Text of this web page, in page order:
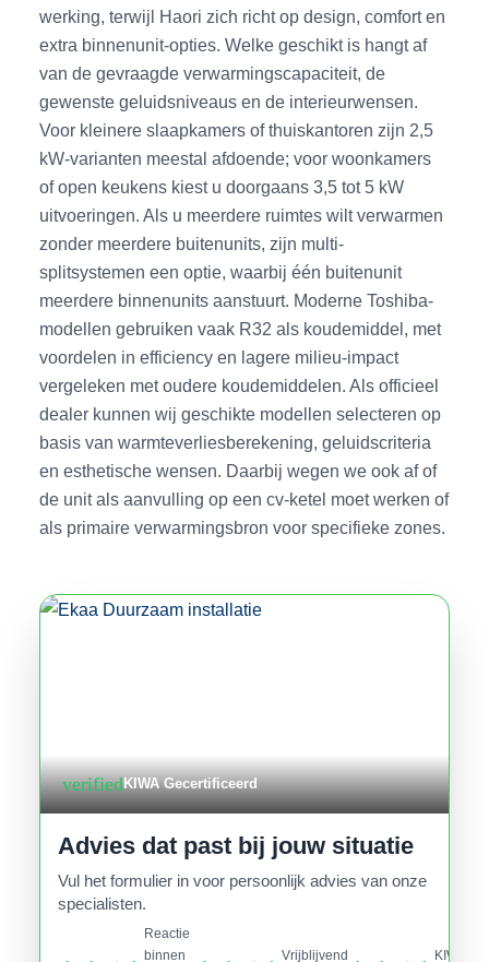
werking, terwijl Haori zich richt op design, comfort en
extra binnenunit-opties. Welke geschikt is hangt af
van de gevraagde verwarmingscapaciteit, de
gewenste geluidsniveaus en de interieurwensen.
Voor kleinere slaapkamers of thuiskantoren zijn 2,5
kW-varianten meestal afdoende; voor woonkamers
of open keukens kiest u doorgaans 3,5 tot 5 kW
uitvoeringen. Als u meerdere ruimtes wilt verwarmen
zonder meerdere buitenunits, zijn multi-
splitsystemen een optie, waarbij één buitenunit
meerdere binnenunits aanstuurt. Moderne Toshiba-
modellen gebruiken vaak R32 als koudemiddel, met
voordelen in efficiency en lagere milieu-impact
vergeleken met oudere koudemiddelen. Als officieel
dealer kunnen wij geschikte modellen selecteren op
basis van warmteverliesberekening, geluidscriteria
en esthetische wensen. Daarbij wegen we ook af of
de unit als aanvulling op een cv-ketel moet werken of
als primaire verwarmingsbron voor specifieke zones.
verifiedKIWA Gecertificeerd
Advies dat past bij jouw situatie
Vul het formulier in voor persoonlijk advies van onze
specialisten.
Reactie
binnen
Vrijblijvend
KIWA